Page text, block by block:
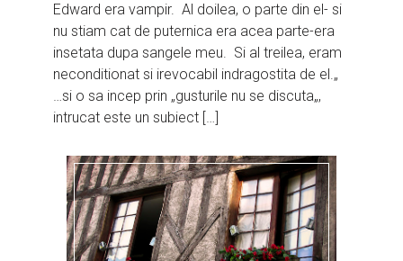
Edward era vampir. Al doilea, o parte din el- si
nu stiam cat de puternica era acea parte-era
insetata dupa sangele meu. Si al treilea, eram
neconditionat si irevocabil indragostita de el.„
…si o sa incep prin „gusturile nu se discuta„,
intrucat este un subiect […]